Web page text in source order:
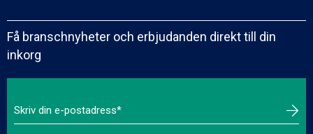
Få branschnyheter och erbjudanden direkt till din
inkorg